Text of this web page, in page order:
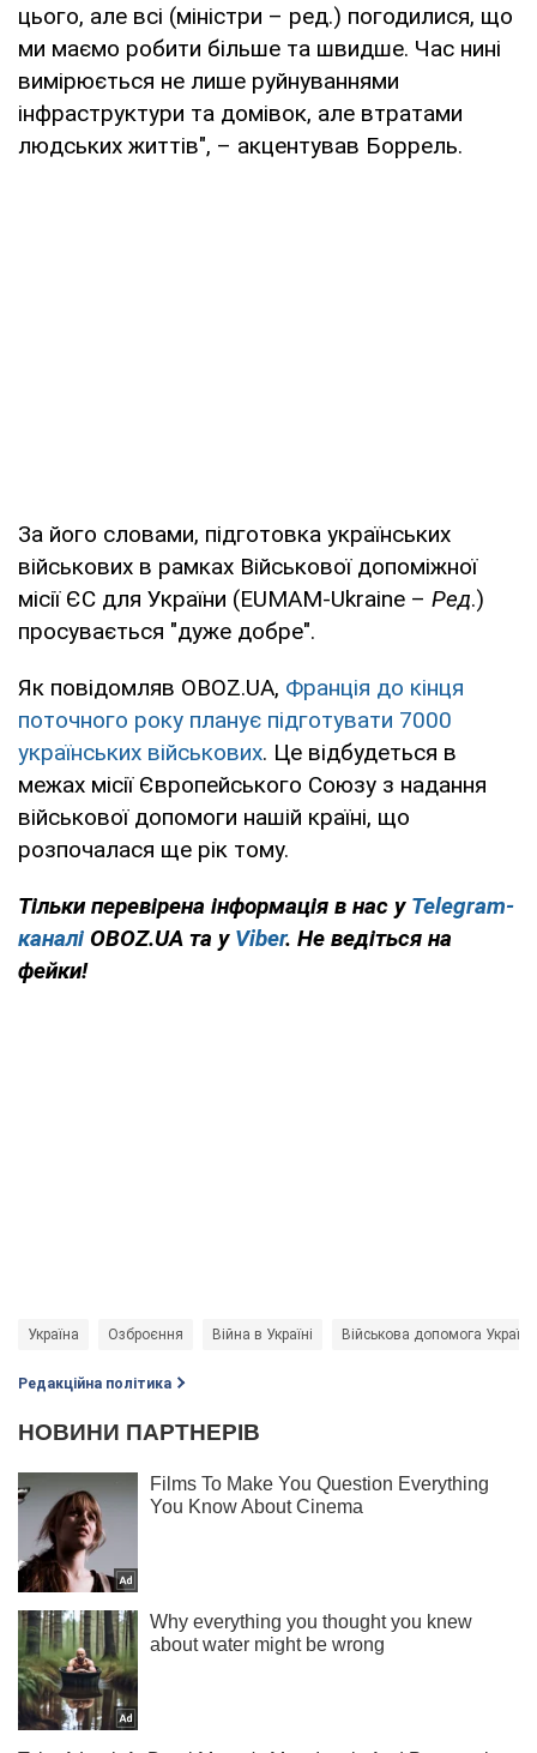
цього, але всі (міністри – ред.) погодилися, що
ми маємо робити більше та швидше. Час нині
вимірюється не лише руйнуваннями
інфраструктури та домівок, але втратами
людських життів", – акцентував Боррель.
За його словами, підготовка українських
військових в рамках Військової допоміжної
місії ЄС для України (EUMAM-Ukraine – Ред.)
просувається "дуже добре".
Як повідомляв OBOZ.UA, Франція до кінця
поточного року планує підготувати 7000
українських військових. Це відбудеться в
межах місії Європейського Союзу з надання
військової допомоги нашій країні, що
розпочалася ще рік тому.
Тільки перевірена інформація в нас у Telegram-
каналі OBOZ.UA та у Viber. Не ведіться на
фейки!
Україна Озброєння Війна в Україні Військова допомога Україні
Редакційна політика